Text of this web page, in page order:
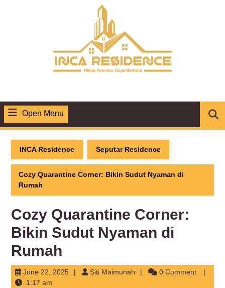
Open Menu
Menu
INCA Residence Seputar Residence
Cozy Quarantine Corner: Bikin Sudut Nyaman di
Rumah
Cozy Quarantine Corner:
Bikin Sudut Nyaman di
Rumah
June 22, 2025June
Siti Maimunah Siti
0 Comment
1:17 am